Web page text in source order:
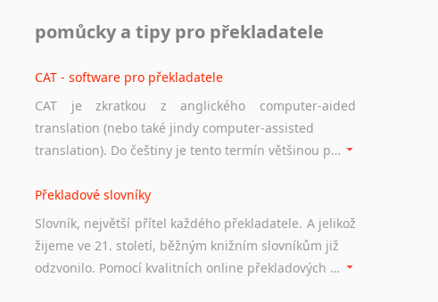
pomůcky a tipy pro překladatele
CAT - software pro překladatele
CAT je zkratkou z anglického computer-aided
translation (nebo také jindy computer-assisted
translation). Do češtiny je tento termín většinou překládán jako počítačem podporovaný překlad či překlad podporovaný počítačem. Nástroje CAT ukládají překládané fráze a při dalším překladu vám je automaticky nabízejí, takže se již nemusíte zdržovat s jejich dalším překládáním.
Překladové slovníky
Slovník, největší přítel každého překladatele. A jelikož
žijeme ve 21. století, běžným knižním slovníkům již
odzvonilo. Pomocí kvalitních online překladových slovníků již nemusíte únavně listovat alfabetickým schématem uspořádání, stačí napsat vstupní frázi a dřív, než řeknete švec, vyskočí vám hledaný výraz.